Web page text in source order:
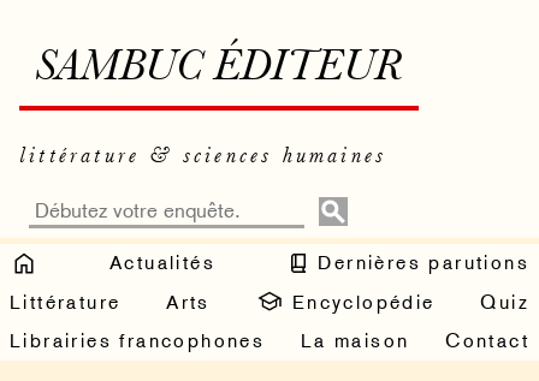
SAMBUC ÉDITEUR
littérature & sciences humaines
Actualités
Dernières parutions
Littérature
Arts Encyclopédie
Quiz
Librairies francophones
La maison Contact